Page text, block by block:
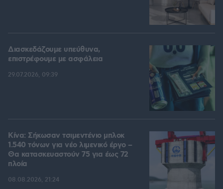
Διασκεδάζουμε υπεύθυνα,
επιστρέφουμε με ασφάλεια
29.07.2026, 09:39
Κίνα: Σήκωσαν τσιμεντένιο μπλοκ
1.540 τόνων για νέο λιμενικό έργο –
Θα κατασκευαστούν 75 για έως 72
πλοία
08.08.2026, 21:24